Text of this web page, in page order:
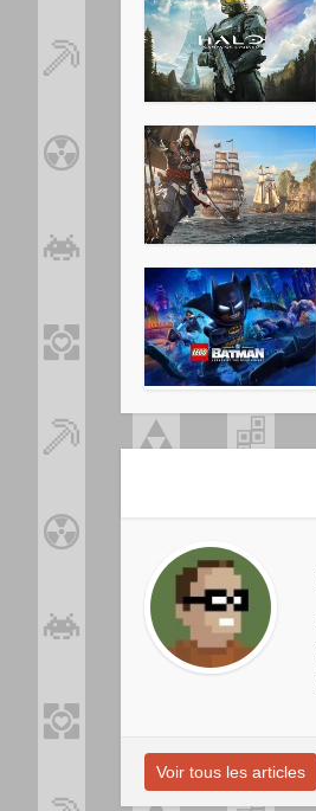
Voir tous les articles